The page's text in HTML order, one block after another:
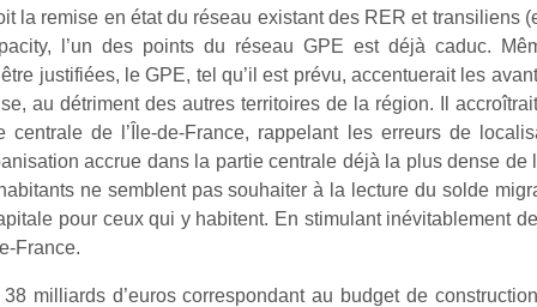
la remise en état du réseau existant des RER et transiliens
l’un des points du réseau GPE est déjà caduc.
justifiées, le GPE, tel qu’il est prévu, accentuerait les
au détriment des autres territoires de la région. Il
centrale de l’Île-de-France, rappelant les erreurs de
accrue dans la partie centrale déjà la plus dense de
ne semblent pas souhaiter à la lecture du solde
pour ceux qui y habitent. En stimulant inévitablement
France.
milliards d’euros correspondant au budget de